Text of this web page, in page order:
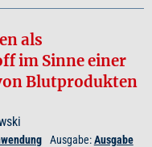
als
im Sinne einer
Blutprodukten
Ausgabe:Ausgabe